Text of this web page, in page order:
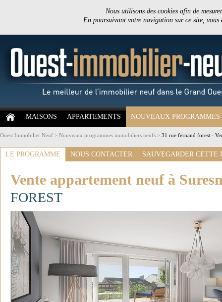
Nous utilisons des cookies afin de
En poursuivant votre navigation sur ce site,
MAISONS APPARTEMENTS NOUVEAUX PROGRAMMES
Ouest Immobilier Neuf > Nouveaux programmes immobiliers neufs > 31 rue fernand forest -
LE PROGRAMME NOUS CONTACTER SAUVEGARDER CETTE
Vente appartement neuf à
FOREST